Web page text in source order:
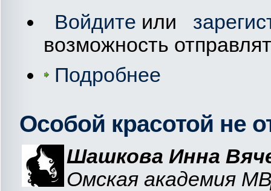
Войдите или
возможность
Подробнее
Особой красотой не
Шашкова Инна
Омская академия